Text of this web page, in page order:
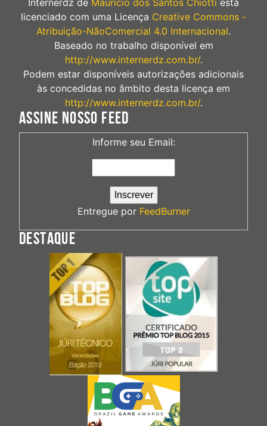
licenciado com uma Licença Creative Commons -
Atribuição-NãoComercial 4.0 Internacional.
Baseado no trabalho disponível em
http://www.internerdz.com.br/.
Podem estar disponíveis autorizações adicionais
às concedidas no âmbito desta licença em
http://www.internerdz.com.br/.
ASSINE NOSSO FEED
Informe seu Email:
Entregue por FeedBurner
DESTAQUE